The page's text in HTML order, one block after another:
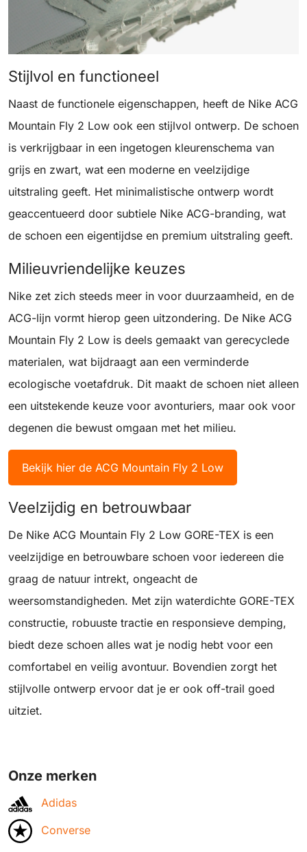
Stijlvol en functioneel
Naast de functionele eigenschappen, heeft de Nike ACG
Mountain Fly 2 Low ook een stijlvol ontwerp. De schoen
is verkrijgbaar in een ingetogen kleurenschema van
grijs en zwart, wat een moderne en veelzijdige
uitstraling geeft. Het minimalistische ontwerp wordt
geaccentueerd door subtiele Nike ACG-branding, wat
de schoen een eigentijdse en premium uitstraling geeft.
Milieuvriendelijke keuzes
Nike zet zich steeds meer in voor duurzaamheid, en de
ACG-lijn vormt hierop geen uitzondering. De Nike ACG
Mountain Fly 2 Low is deels gemaakt van gerecyclede
materialen, wat bijdraagt aan een verminderde
ecologische voetafdruk. Dit maakt de schoen niet alleen
een uitstekende keuze voor avonturiers, maar ook voor
degenen die bewust omgaan met het milieu.
Bekijk hier de ACG Mountain Fly 2 Low
Veelzijdig en betrouwbaar
De Nike ACG Mountain Fly 2 Low GORE-TEX is een
veelzijdige en betrouwbare schoen voor iedereen die
graag de natuur intrekt, ongeacht de
weersomstandigheden. Met zijn waterdichte GORE-TEX
constructie, robuuste tractie en responsieve demping,
biedt deze schoen alles wat je nodig hebt voor een
comfortabel en veilig avontuur. Bovendien zorgt het
stijlvolle ontwerp ervoor dat je er ook off-trail goed
uitziet.
Onze merken
Adidas
Converse